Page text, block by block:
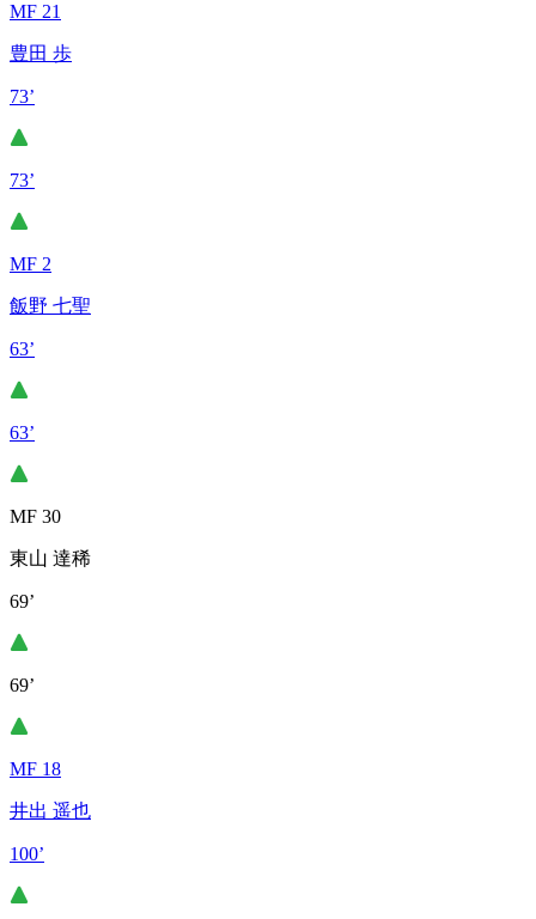
MF 21
豊田 歩
73’
73’
MF 2
飯野 七聖
63’
63’
MF 30
東山 達稀
69’
69’
MF 18
井出 遥也
100’